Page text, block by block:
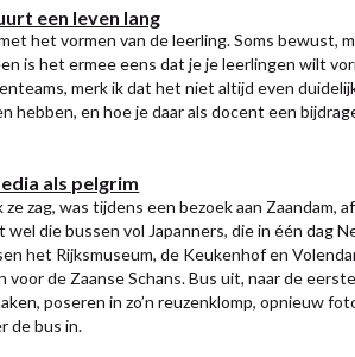
een leven lang
het vormen van de leerling. Soms bewust,
is het ermee eens dat je je leerlingen wilt
merk ik dat het niet altijd even
hebben, en hoe je daar als docent een
als pelgrim
zag, was tijdens een bezoek aan Zaandam,
wel die bussen vol Japanners, die in één dag
het Rijksmuseum, de Keukenhof en
voor de Zaanse Schans. Bus uit, naar de
poseren in zo’n reuzenklomp, opnieuw
de bus in.